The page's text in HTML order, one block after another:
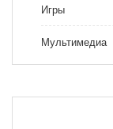
Игры
Мультимедиа